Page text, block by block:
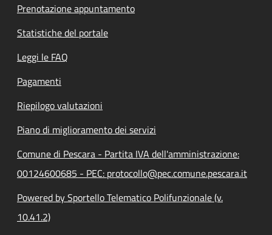
Prenotazione appuntamento
Statistiche del portale
Leggi le FAQ
Pagamenti
Riepilogo valutazioni
Piano di miglioramento dei servizi
Comune di Pescara - Partita IVA dell'amministrazione:
00124600685 - PEC: protocollo@pec.comune.pescara.it
Powered by Sportello Telematico Polifunzionale (v.
10.41.2)